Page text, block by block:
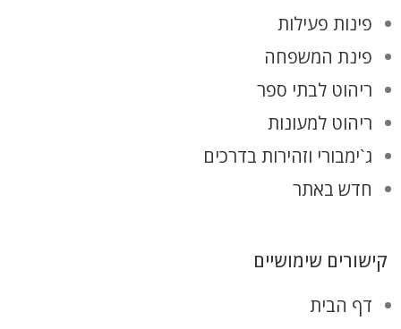
פינות פעילות
פינת המשפחה
ריהוט לבתי ספר
ריהוט למעונות
ג`ימבורי וזהירות בדרכים
חדש באתר
קישורים שימושיים
דף הבית